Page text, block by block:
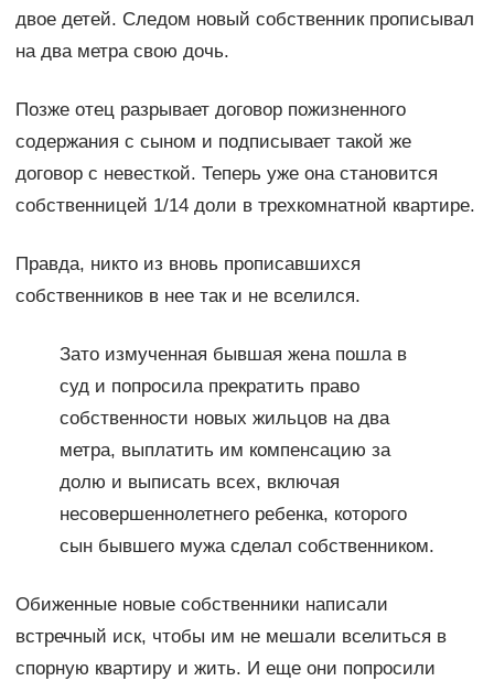
двое детей. Следом новый собственник прописывал
на два метра свою дочь.
Позже отец разрывает договор пожизненного
содержания с сыном и подписывает такой же
договор с невесткой. Теперь уже она становится
собственницей 1/14 доли в трехкомнатной квартире.
Правда, никто из вновь прописавшихся
собственников в нее так и не вселился.
Зато измученная бывшая жена пошла в
суд и попросила прекратить право
собственности новых жильцов на два
метра, выплатить им компенсацию за
долю и выписать всех, включая
несовершеннолетнего ребенка, которого
сын бывшего мужа сделал собственником.
Обиженные новые собственники написали
встречный иск, чтобы им не мешали вселиться в
спорную квартиру и жить. И еще они попросили